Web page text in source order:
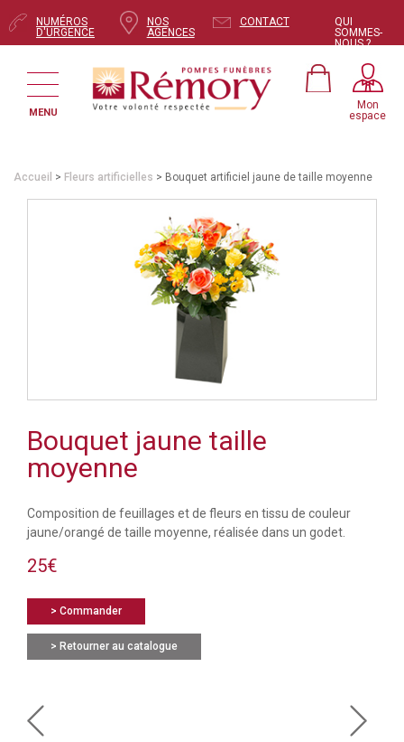
NUMÉROS
D'URGENCE
NOS
AGENCES
CONTACT
QUI
SOMMES-
NOUS ?
MENU
Mon
espace
Accueil > Fleurs artificielles > Bouquet artificiel jaune de taille moyenne
Bouquet jaune taille
moyenne
Composition de feuillages et de fleurs en tissu de couleur
jaune/orangé de taille moyenne, réalisée dans un godet.
25€
> Commander
> Retourner au catalogue